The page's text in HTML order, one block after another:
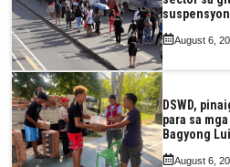
August 6,
DSWD,
para sa
Bagyong
August 6,